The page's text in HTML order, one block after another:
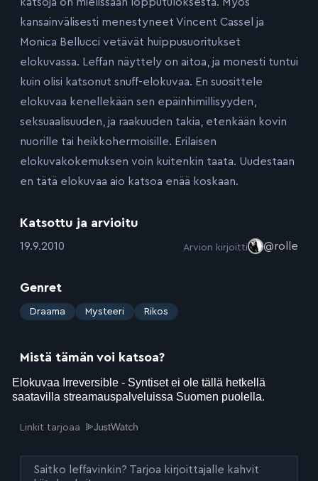
kansainvälisesti menestyneet Vincent Cassel ja
Monica Bellucci vetävät huippusuoritukset
elokuvassa. Leffan näyttely on aitoa, ja monesti tuntui
kuin olisi katsonut snuff-elokuvaa. En suosittele
elokuvaa kenellekään sen epäinhimillisyyden,
seksuaalisuuden, ja raakuuden takia, etenkään kovin
nuorille tai heikkohermoisille. Erilaisen
elokuvakokemuksen voin kuitenkin taata. Uudestaan
en tätä elokuvaa aio katsoa enää koskaan.
Katsottu ja arvioitu
:19.9.2010 Arvion kirjoitti @rolle
Genret
: Draama Mysteeri Rikos
Mistä tämän voi katsoa?
Linkit tarjoaa
Saitko leffavinkin? Tarjoa kirjoittajalle kahvit